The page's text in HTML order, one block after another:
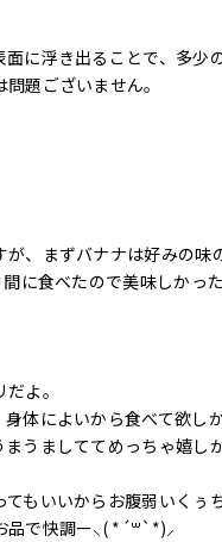
に浮き出ることで、多少
題ございません。
、まずバナナは好みの味
に食べたので美味しかっ
よ。
体によいから食べて欲し
うましててめっちゃ嬉し
もいいからお腹弱いくぅ
品で快調ー⸜( *´꒳`*)⸝